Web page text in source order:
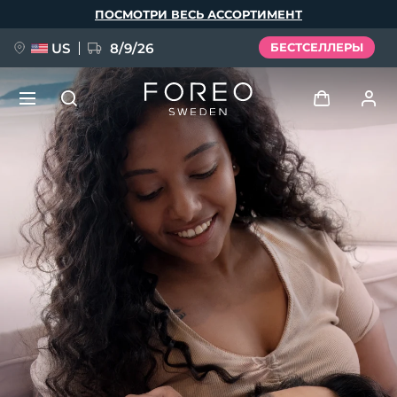
ПОСМОТРИ ВЕСЬ АССОРТИМЕНТ
US 8/9/26 БЕСТСЕЛЛЕРЫ
Профиль пользователя
Мои приборы
Мои заказы
Мои адреса
Мои подписки
НОВИНКА
FAQ™ Pure Beauty-Tech Elixir
BREAKING NEWS
issa™ Teeth Whitening Set
Язык
English Deutsch
Español
Français
Italiano
Português
Polski
Svenska
Русский
Türkçe
简体中文 繁體中文